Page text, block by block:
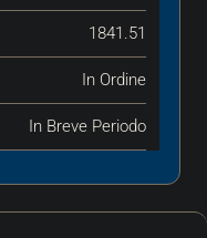
1841.51
In Ordine
In Breve Periodo